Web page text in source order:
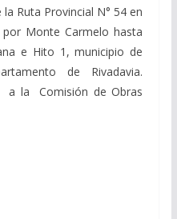
Ruta Provincial N° 54 en
Monte Carmelo hasta
e Hito 1, municipio de
de Rivadavia.
a la Comisión de Obras